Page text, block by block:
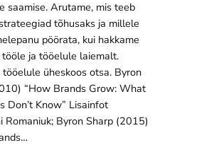
saamise. Arutame, mis teeb
tõhusaks ja millele
pöörata, kui hakkame
ja tööelule laiemalt.
üheskoos otsa. Byron
“How Brands Grow: What
Don’t Know” Lisainfot
Romaniuk; Byron Sharp (2015)